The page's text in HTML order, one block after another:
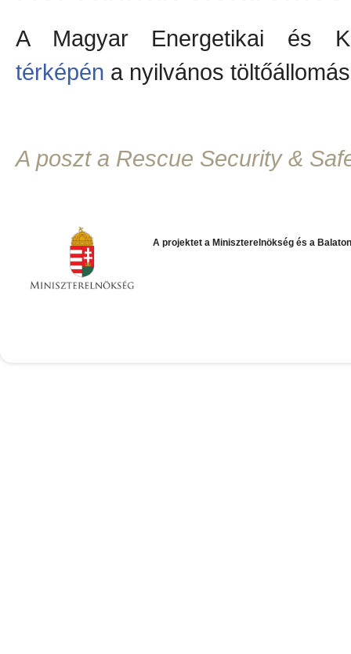
A Magyar Energetikai és
térképén a nyilvános
A poszt a Rescue Security &
A projektet a Miniszterelnökség és a